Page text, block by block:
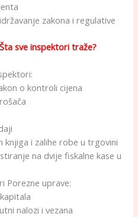
zakona i regulative
Šta sve inspektori traže?
o kontroli cijena
knjiga i zalihe robe u trgovini
na dvije fiskalne kase u
Porezne uprave:
nalozi i vezana